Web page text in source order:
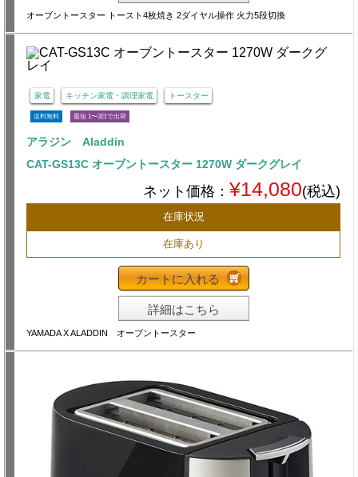
オーブントースター トースト4枚焼き 2ダイヤル操作 火力5段切換
家電 キッチン家電・調理家電 トースター
送料無料 最短 1〜3日で出荷
アラジン Aladdin
CAT-GS13C オーブントースター 1270W ダークグレイ
ネット価格： ¥14,080(税込)
在庫状況
在庫あり
カートに入れる
詳細はこちら
YAMADA X ALADDIN オーブントースター